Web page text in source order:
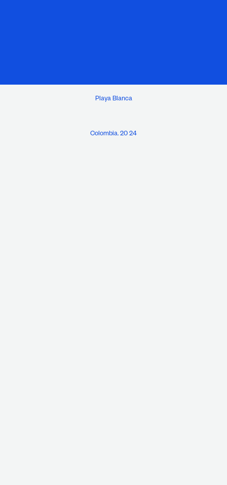
Playa Blanca
Colombia. 20 24